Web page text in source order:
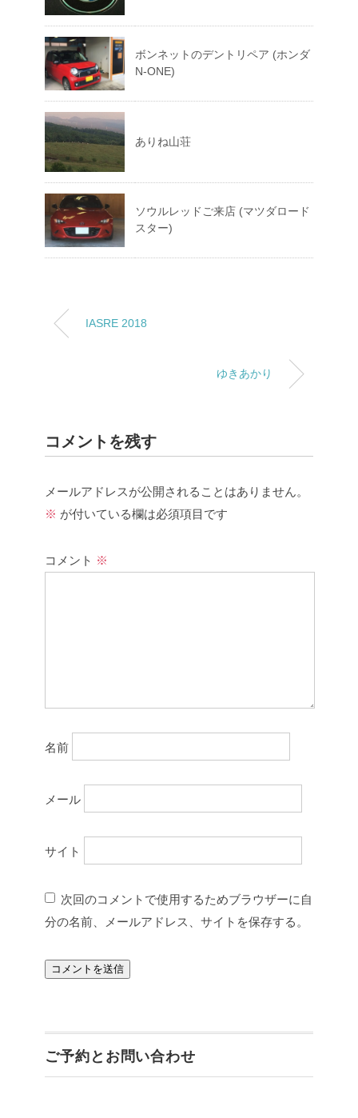
ボンネットのデントリペア (ホンダ
N-ONE)
ありね山荘
ソウルレッドご来店 (マツダロード
スター)
IASRE 2018
ゆきあかり
コメントを残す
メールアドレスが公開されることはありません。
※ が付いている欄は必須項目です
コメント ※
名前
メール
サイト
次回のコメントで使用するためブラウザーに自
分の名前、メールアドレス、サイトを保存する。
ご予約とお問い合わせ